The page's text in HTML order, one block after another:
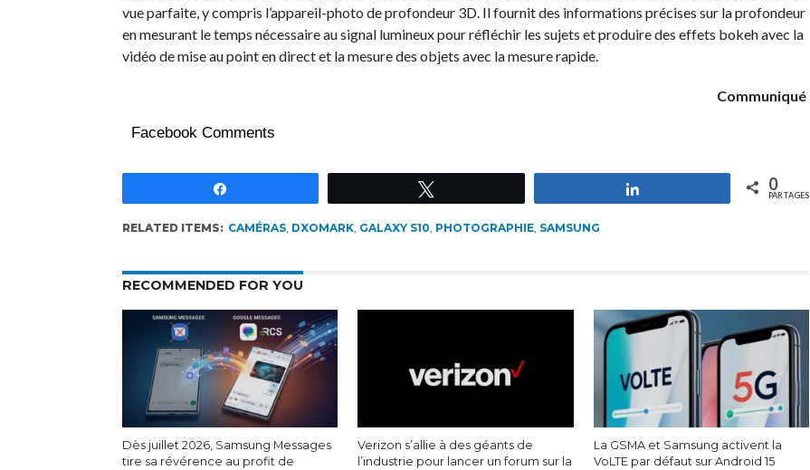
vue parfaite, y compris l’appareil-photo de profondeur 3D. Il fournit des informations précises sur la profondeur
en mesurant le temps nécessaire au signal lumineux pour réfléchir les sujets et produire des effets bokeh avec la
vidéo de mise au point en direct et la mesure des objets avec la mesure rapide.
Communiqué
Facebook Comments
0
PARTAGES
RELATED ITEMS: CAMÉRAS, DXOMARK, GALAXY S10, PHOTOGRAPHIE, SAMSUNG
RECOMMENDED FOR YOU
Dès juillet 2026, Samsung Messages
tire sa révérence au profit de
Verizon s’allie à des géants de
l’industrie pour lancer un forum sur la
La GSMA et Samsung activent la
VoLTE par défaut sur Android 15